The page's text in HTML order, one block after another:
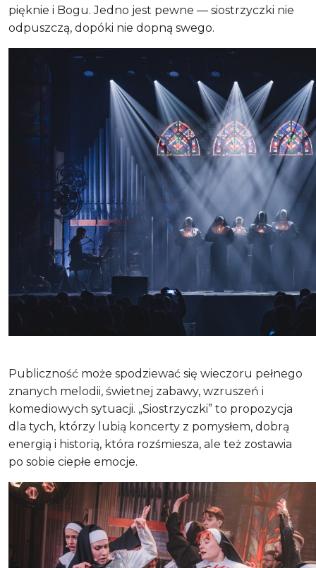
pięknie i Bogu. Jedno jest pewne — siostrzyczki nie
odpuszczą, dopóki nie dopną swego.
Publiczność może spodziewać się wieczoru pełnego
znanych melodii, świetnej zabawy, wzruszeń i
komediowych sytuacji. „Siostrzyczki” to propozycja
dla tych, którzy lubią koncerty z pomysłem, dobrą
energią i historią, która rozśmiesza, ale też zostawia
po sobie ciepłe emocje.